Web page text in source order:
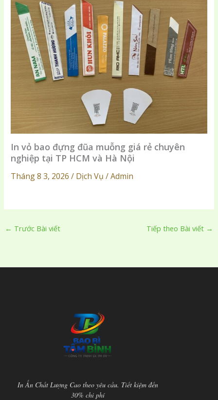
In vỏ bao đựng đũa muỗng giá rẻ chuyên
nghiệp tại TP HCM và Hà Nội
Tháng 8 3, 2026 / Dịch Vụ / Admin
← Trước Bài viết Tiếp theo Bài viết →
In Ấn Chất Lượng Cao theo yêu cầu. Tiết kiệm đến
30% chi phí